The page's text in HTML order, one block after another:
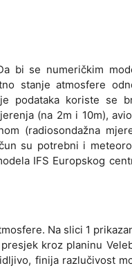
bi se numeričkim
stanje atmosfere
podataka koriste se
(na 2m i 10m),
(radiosondažna
su potrebni i
IFS Europskog
Na slici 1
kroz planinu
finija razlučivost